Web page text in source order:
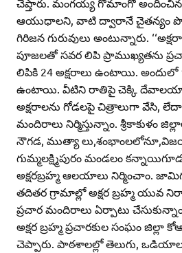
చెప్తారు. మంగయ్య గొమాంగో అందించిన
ఆయుధాలని, వాటి ద్వారానే చైతన్యం
గిరిజన గురువులు అంటున్నారు.
పూజలతో సవర లిపి ప్రాముఖ్యతను
లిపికి 24 అక్షరాలు ఉంటాయి. అందులో
ఉంటాయి. వీటిని రాతిపై చెక్కి
అక్షరాలను గోడలపై చిత్రాలుగా వేసి,
మందిరాలు నిర్మిస్తున్నాం. శ్రీకాకుళం
నౌగడ, ముత్యా
గుమ్మలక్ష్మిపురం మండలం
అక్షరబ్రహ్మ ఆలయాలు నిర్మించాం.
తదితర గ్రామాల్లో అక్షర బ్రహ్మ యువ
ప్రచార మందిరాలు ఏర్పాటు
అక్షర బ్రహ్మ ప్రచారకుల సంఘం జిల్లా
చెప్పారు. పాఠశాలల్లో తెలుగు,